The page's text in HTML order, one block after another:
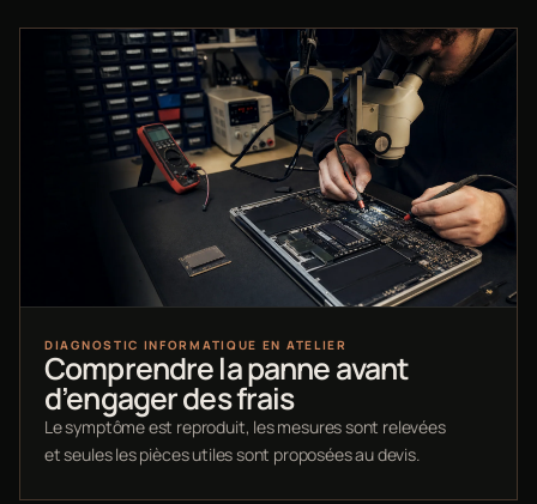
DIAGNOSTIC INFORMATIQUE EN ATELIER
Comprendre la panne avant
d’engager des frais
Le symptôme est reproduit, les mesures sont relevées
et seules les pièces utiles sont proposées au devis.